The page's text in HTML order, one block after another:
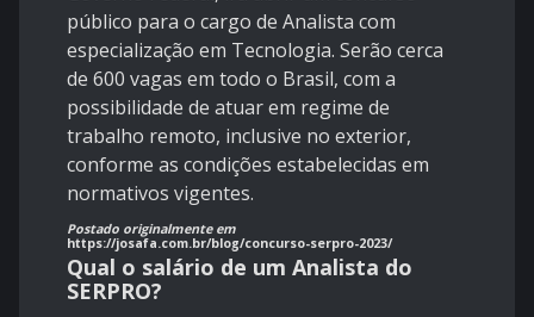
público para o cargo de Analista com
especialização em Tecnologia. Serão cerca
de 600 vagas em todo o Brasil, com a
possibilidade de atuar em regime de
trabalho remoto, inclusive no exterior,
conforme as condições estabelecidas em
normativos vigentes.
Postado originalmente em
https://josafa.com.br/blog/concurso-serpro-2023/
Qual o salário de um Analista do
SERPRO?